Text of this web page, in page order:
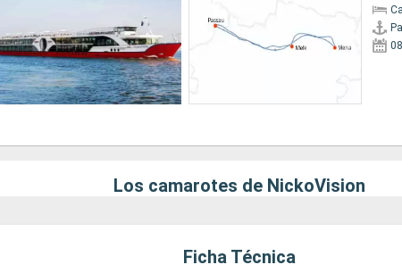
Los camarotes de NickoVision
Ficha Técnica